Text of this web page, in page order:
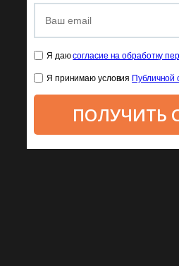
Я даюсогласие на обработку
Я принимаю условия Публичной
ПОЛУЧИТЬ